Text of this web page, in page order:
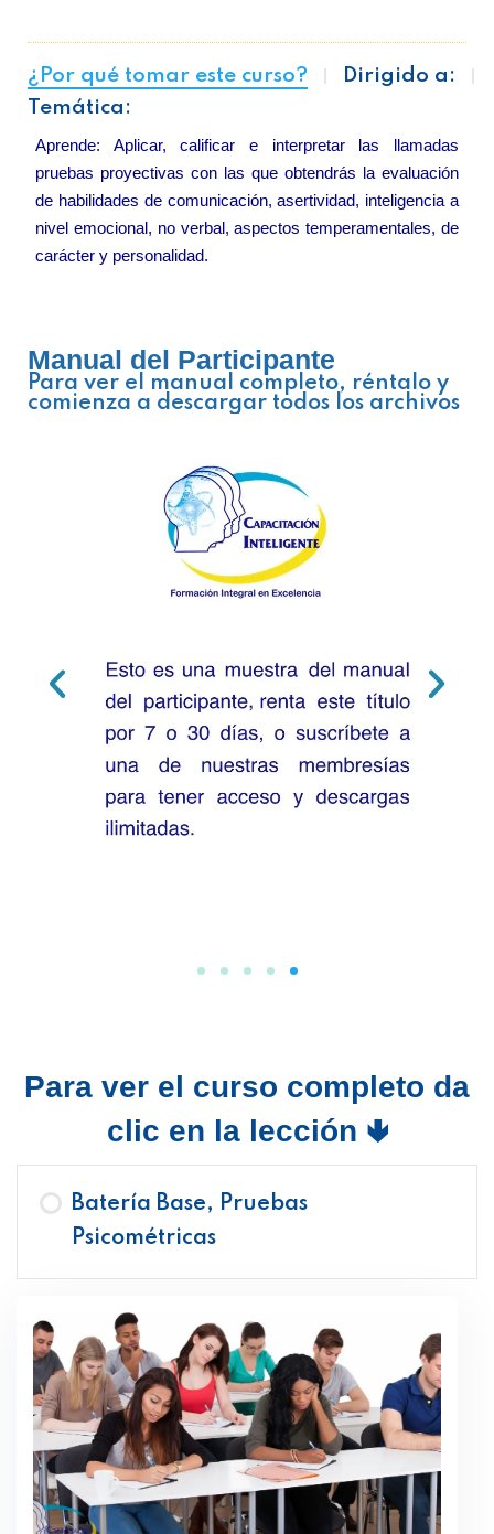
¿Por qué tomar este curso?
Dirigido a:
Temática:
Aprende: Aplicar, calificar e interpretar las llamadas
pruebas proyectivas con las que obtendrás la evaluación
de habilidades de comunicación, asertividad, inteligencia a
nivel emocional, no verbal, aspectos temperamentales, de
carácter y personalidad.
Manual del Participante
Para ver el manual completo, réntalo y
comienza a descargar todos los archivos
Para ver el curso completo da
clic en la lección 🢃
Batería Base, Pruebas
Psicométricas